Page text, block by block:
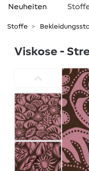
Neuheiten
Stoffe
Viskose -